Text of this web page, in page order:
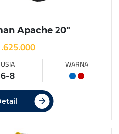
Apache 20″
USIA
6-8
WARNA